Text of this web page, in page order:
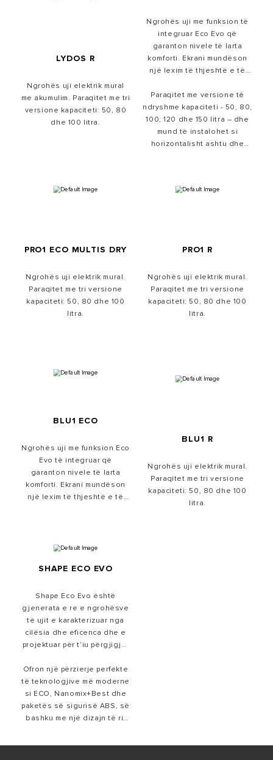
LYDOS R
Ngrohës uji elektrik mural
me akumulim. Paraqitet me tri
versione kapaciteti: 50, 80
dhe 100 litra.
Ngrohës uji me funksion të
integruar Eco Evo që
garanton nivele të larta
komforti. Ekrani mundëson
një lexim të thjeshtë e të
temperaturës.
Paraqitet me versione të
ndryshme kapaciteti - 50, 80,
100, 120 dhe 150 litra – dhe
mund të instalohet si
horizontalisht ashtu dhe
PRO1 ECO MULTIS DRY
Ngrohës uji elektrik mural.
Paraqitet me tri versione
kapaciteti: 50, 80 dhe 100
litra.
PRO1 R
Ngrohës uji elektrik mural.
Paraqitet me tri versione
kapaciteti: 50, 80 dhe 100
litra.
BLU1 ECO
Ngrohës uji me funksion Eco
Evo të integruar që
garanton nivele të larta
komforti. Ekrani mundëson
një lexim të thjeshtë e të
BLU1 R
Ngrohës uji elektrik mural.
Paraqitet me tri versione
kapaciteti: 50, 80 dhe 100
litra.
SHAPE ECO EVO
Shape Eco Evo është
gjenerata e re e ngrohësve
të ujit e karakterizuar nga
cilësia dhe eficenca dhe e
projektuar për t'iu përgjigjur
konsumatorëve.
Ofron një përzierje perfekte
të teknologjive më moderne
si ECO, Nanomix+Best dhe
paketës së sigurisë ABS, së
bashku me një dizajn të ri,